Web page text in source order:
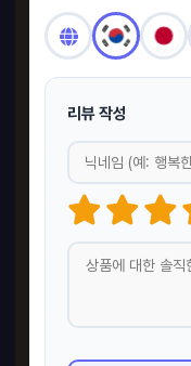
리뷰 작성